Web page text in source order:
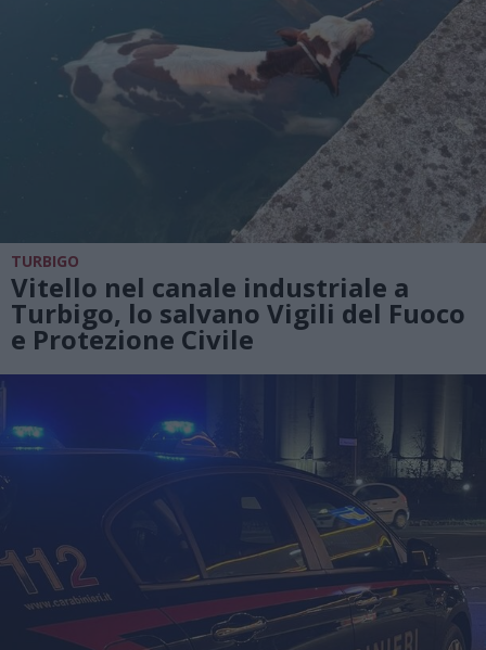
TURBIGO
Vitello nel canale industriale a
Turbigo, lo salvano Vigili del Fuoco
e Protezione Civile